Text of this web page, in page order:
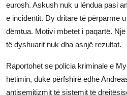
eurosh. Askush nuk u lëndua pasi
e incidentit. Dy dritare të përparme
dëmtua. Motivi mbetet i paqartë.
të dyshuarit nuk dha asnjë rezultat.
Raportohet se policia kriminale e
hetimin, duke përfshirë edhe
antisemitizmit të sistemit të